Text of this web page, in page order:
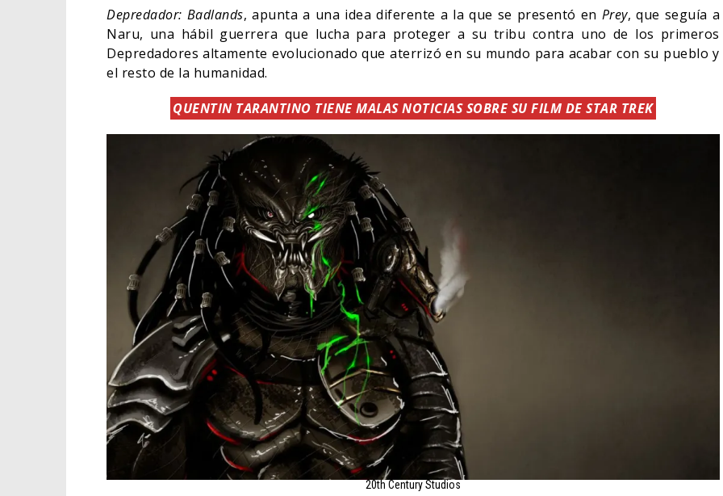
Depredador: Badlands, apunta a una idea diferente a la que se presentó en Prey, que seguía a
Naru, una hábil guerrera que lucha para proteger a su tribu contra uno de los primeros
Depredadores altamente evolucionado que aterrizó en su mundo para acabar con su pueblo y
el resto de la humanidad.
QUENTIN TARANTINO TIENE MALAS NOTICIAS SOBRE SU FILM DE STAR TREK
20th Century Studios
ORLANDO BLOOM AFIRMA
HABER RECHAZADO SER
BATMAN
SPIDER-MAN: UN NUEVO
DÍA ESTÁ IMPARABLE